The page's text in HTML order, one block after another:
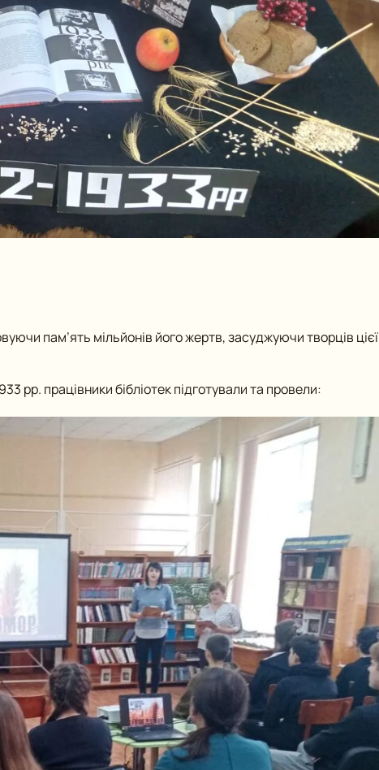
пам’ять мільйонів його жертв, засуджуючи творців цієї
рр. працівники бібліотек підготували та провели: